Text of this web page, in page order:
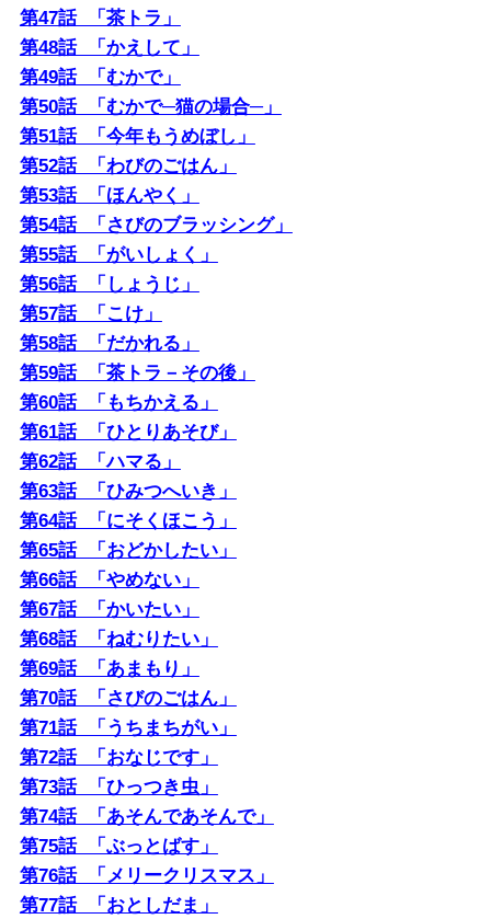
第47話 「茶トラ」
第48話 「かえして」
第49話 「むかで」
第50話 「むかで─猫の場合─」
第51話 「今年もうめぼし」
第52話 「わびのごはん」
第53話 「ほんやく」
第54話 「さびのブラッシング」
第55話 「がいしょく」
第56話 「しょうじ」
第57話 「こけ」
第58話 「だかれる」
第59話 「茶トラ－その後」
第60話 「もちかえる」
第61話 「ひとりあそび」
第62話 「ハマる」
第63話 「ひみつへいき」
第64話 「にそくほこう」
第65話 「おどかしたい」
第66話 「やめない」
第67話 「かいたい」
第68話 「ねむりたい」
第69話 「あまもり」
第70話 「さびのごはん」
第71話 「うちまちがい」
第72話 「おなじです」
第73話 「ひっつき虫」
第74話 「あそんであそんで」
第75話 「ぶっとばす」
第76話 「メリークリスマス」
第77話 「おとしだま」